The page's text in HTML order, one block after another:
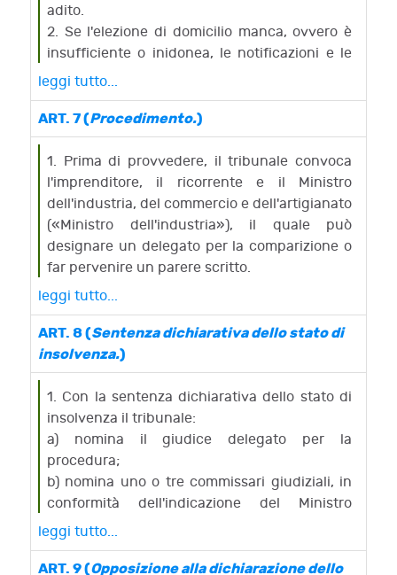
c) una situazione patrimoniale aggiornata a
non più di trenta giorni anteriori alla data di
presentazione del ricorso;
d) l'elenco nominativo dei creditori con
l'indicazione dei rispettivi crediti e delle cause
di prelazione;
e) l'elenco nominativo di coloro che vantano
diritti reali mobiliari su cose in suo possesso e
l'indicazione delle cose stesse e del titolo da
cui deriva il diritto.
adito.
2. Se l'elezione di domicilio manca, ovvero è
insufficiente o inidonea, le notificazioni e le
comunicazioni che debbono effettuarsi al
creditore ricorrente nel corso del
procedimento sono eseguite presso la
cancelleria del tribunale.
leggi tutto...
ART. 7 (Procedimento.)
1. Prima di provvedere, il tribunale convoca
l'imprenditore, il ricorrente e il Ministro
dell'industria, del commercio e dell'artigianato
(«Ministro dell'industria»), il quale può
designare un delegato per la comparizione o
far pervenire un parere scritto.
L'audizione può essere delegata dal tribunale
ad uno dei componenti del collegio.
2. Tra la data della comunicazione dell'avviso
di convocazione e quella dell'udienza deve
intercorrere un termine non inferiore a
quindici giorni liberi. Il termine può essere
abbreviato dal tribunale, con decreto
motivato, se ricorrono particolari ragioni di
urgenza.
3. L'avviso di convocazione diretto al Ministro
dell'industria contiene l'invito ad indicare,
entro la data fissata per l'udienza, uno o tre
commissari giudiziali, da nominare nel caso di
dichiarazione dello stato di insolvenza. Il
leggi tutto...
ART. 8 (Sentenza dichiarativa dello stato di
insolvenza.)
1. Con la sentenza dichiarativa dello stato di
insolvenza il tribunale:
a) nomina il giudice delegato per la
procedura;
b) nomina uno o tre commissari giudiziali, in
conformità dell'indicazione del Ministro
dell'industria, ovvero autonomamente, se
l'indicazione non è pervenuta nel termine
stabilito a norma dell'articolo 7, comma 3;
leggi tutto...
ART. 9 (Opposizione alla dichiarazione dello